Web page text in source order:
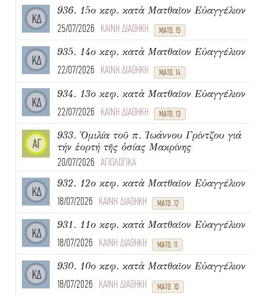
ΚΔ
936. 15ο κεφ. κατὰ Ματθαῖον Εὐαγγέλιον
25/07/2026 ΚΑΙΝΗ ΔΙΑΘΗΚΗ ΜΑΤΘ. 15
ΚΔ
935. 14ο κεφ. κατὰ Ματθαῖον Εὐαγγέλιον
22/07/2026 ΚΑΙΝΗ ΔΙΑΘΗΚΗ ΜΑΤΘ. 14
ΚΔ
934. 13ο κεφ. κατὰ Ματθαῖον Εὐαγγέλιον
22/07/2026 ΚΑΙΝΗ ΔΙΑΘΗΚΗ ΜΑΤΘ. 13
ΑΓ
933. Ὁμιλία τοῦ π. Ἰωάννου Γρίντζου γιά
τήν ἑορτή τῆς ὁσίας Μακρίνης
20/07/2026 ΑΓΙΟΛΟΓΙΚΑ
ΚΔ
932. 12ο κεφ. κατὰ Ματθαῖον Εὐαγγέλιον
18/07/2026 ΚΑΙΝΗ ΔΙΑΘΗΚΗ ΜΑΤΘ. 12
ΚΔ
931. 11ο κεφ. κατὰ Ματθαῖον Εὐαγγέλιον
18/07/2026 ΚΑΙΝΗ ΔΙΑΘΗΚΗ ΜΑΤΘ. 11
ΚΔ
930. 10ο κεφ. κατὰ Ματθαῖον Εὐαγγέλιον
18/07/2026 ΚΑΙΝΗ ΔΙΑΘΗΚΗ ΜΑΤΘ. 10